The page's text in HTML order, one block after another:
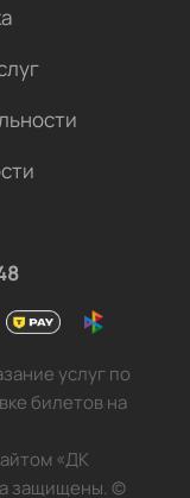
услуг по
билетов на
«ДК
защищены.©